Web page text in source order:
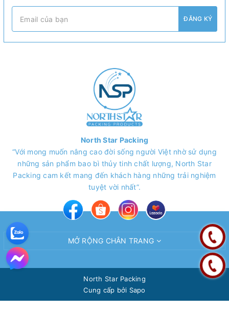
ĐĂNG KÝ
North Star Packing
“Với mong muốn nâng cao đời sống người Việt nhờ sử dụng
những sản phẩm bao bì thủy tinh chất lượng, North Star
Packing cam kết mang đến khách hàng những trải nghiệm
tuyệt vời nhất”.
MỞ RỘNG CHÂN TRANG
North Star Packing
Cung cấp bởi Sapo